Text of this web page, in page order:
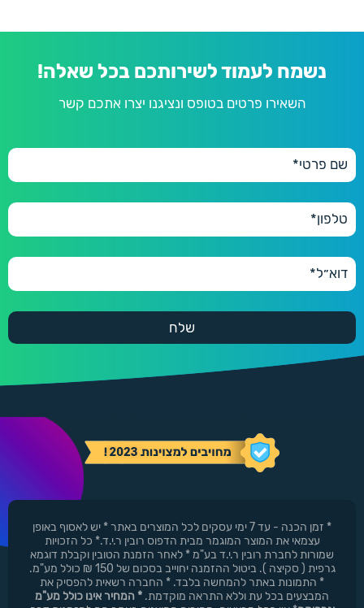
נשמח לעמוד לשירותכם בכל שאלה!
השאירו פרטים בטופס ונציגנו יצרו אתכם קשר
* זמן הכנה - עד 7 ימי עסקים לכל המוצרים באתר * יש לאסוף באופן
עצמאי את המוצר המוגמר מבית הדפוס רובין ר.י.ד.* כל הזכויות
שמורות לחברת רובין ר.י.ד בע"מ * לאחר הזמנת הטובין וקבלת דוגמא
גרפית ( סקיצה ). ביטול ההזמנה יחוייב בסכום של 150 ₪ כולל מע"מ.
* התמונות באתר להמחשה בלבד. * החברה רשאית להפסיק את
המבצעים בכל עת וללא התראה מוקדמת. * המחיר אינו כולל מע"מ